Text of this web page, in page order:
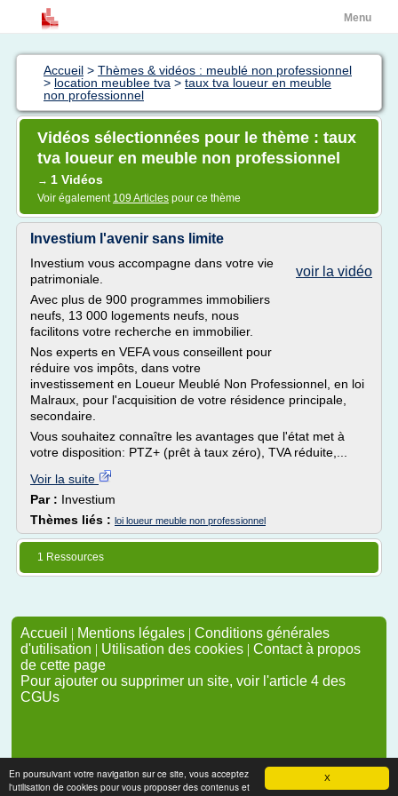
X
En poursuivant votre navigation sur ce site, vous acceptez
l'utilisation de cookies pour vous proposer des contenus et
Menu
Accueil > Thèmes & vidéos : meublé non professionnel
> location meublee tva > taux tva loueur en meuble
non professionnel
Vidéos sélectionnées pour le thème : taux
tva loueur en meuble non professionnel
→ 1 Vidéos
Voir également 109 Articles pour ce thème
Investium l'avenir sans limite
voir la vidéo
Investium vous accompagne dans votre vie
patrimoniale.
Avec plus de 900 programmes immobiliers
neufs, 13 000 logements neufs, nous
facilitons votre recherche en immobilier.
Nos experts en VEFA vous conseillent pour
réduire vos impôts, dans votre
investissement en Loueur Meublé Non Professionnel, en loi
Malraux, pour l'acquisition de votre résidence principale,
secondaire.
Vous souhaitez connaître les avantages que l'état met à
votre disposition: PTZ+ (prêt à taux zéro), TVA réduite,...
Voir la suite
Par : Investium
Thèmes liés : loi loueur meuble non professionnel
1 Ressources
Accueil | Mentions légales | Conditions générales
d'utilisation | Utilisation des cookies | Contact à propos
de cette page
Pour ajouter ou supprimer un site, voir l'article 4 des
CGUs